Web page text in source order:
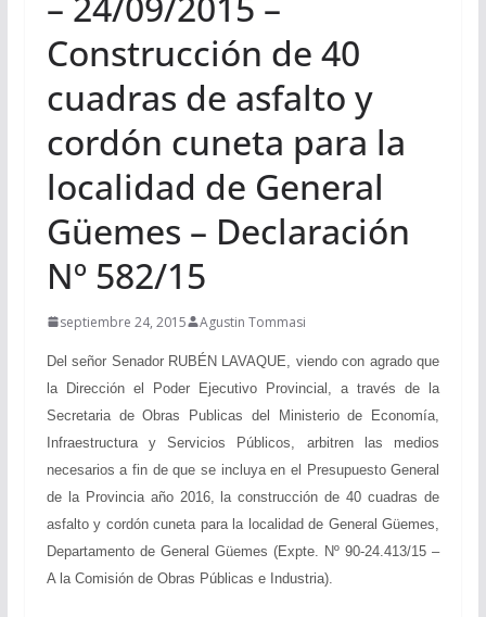
Construcción de 40
cuadras de asfalto y
cordón cuneta para la
localidad de General
Güemes – Declaración
Nº 582/15
septiembre 24, 2015 Agustin Tommasi
Del señor Senador RUBÉN LAVAQUE, viendo con agrado que
la Dirección el Poder Ejecutivo Provincial, a través de la
Secretaria de Obras Publicas del Ministerio de Economía,
Infraestructura y Servicios Públicos, arbitren las medios
necesarios a fin de que se incluya en el Presupuesto General
de la Provincia año 2016, la construcción de 40 cuadras de
asfalto y cordón cuneta para la localidad de General Güemes,
Departamento de General Güemes (Expte. Nº 90-24.413/15 –
A la Comisión de Obras Públicas e Industria).